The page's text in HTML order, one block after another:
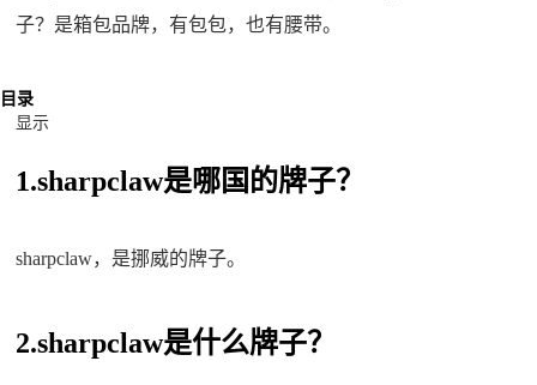
子？是箱包品牌，有包包，也有腰带。
目录
显示
1.sharpclaw是哪国的牌子？
sharpclaw，是挪威的牌子。
2.sharpclaw是什么牌子？